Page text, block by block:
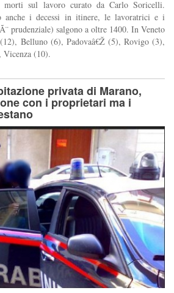
morti sul lavoro curato da Carlo Soricelli.
anche i decessi in itinere, le lavoratrici e i
prudenziale) salgono a oltre 1400. In Veneto
Belluno (6), Padovaâ€Ž (5), Rovigo (3),
Vicenza (10).
privata di Marano,
con i proprietari ma i